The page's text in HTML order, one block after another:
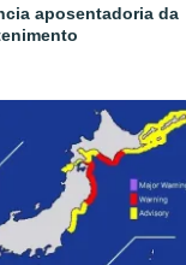
aposentadoria da